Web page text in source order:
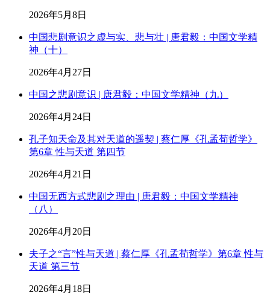
2026年5月8日
中国悲剧意识之虚与实、悲与壮 | 唐君毅：中国文学精
神（十）
2026年4月27日
中国之悲剧意识 | 唐君毅：中国文学精神（九）
2026年4月24日
孔子知天命及其对天道的遥契 | 蔡仁厚《孔孟荀哲学》
第6章 性与天道 第四节
2026年4月21日
中国无西方式悲剧之理由 | 唐君毅：中国文学精神
（八）
2026年4月20日
夫子之“言”性与天道 | 蔡仁厚《孔孟荀哲学》第6章 性与
天道 第三节
2026年4月18日